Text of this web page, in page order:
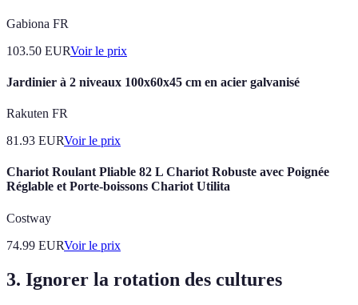
Gabiona FR
103.50 EURVoir le prix
Jardinier à 2 niveaux 100x60x45 cm en acier galvanisé
Rakuten FR
81.93 EURVoir le prix
Chariot Roulant Pliable 82 L Chariot Robuste avec Poignée
Réglable et Porte-boissons Chariot Utilita
Costway
74.99 EURVoir le prix
3. Ignorer la rotation des cultures